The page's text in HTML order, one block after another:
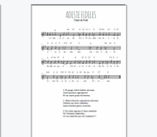
venu (Nicolas Martin)
Adeste Fideles